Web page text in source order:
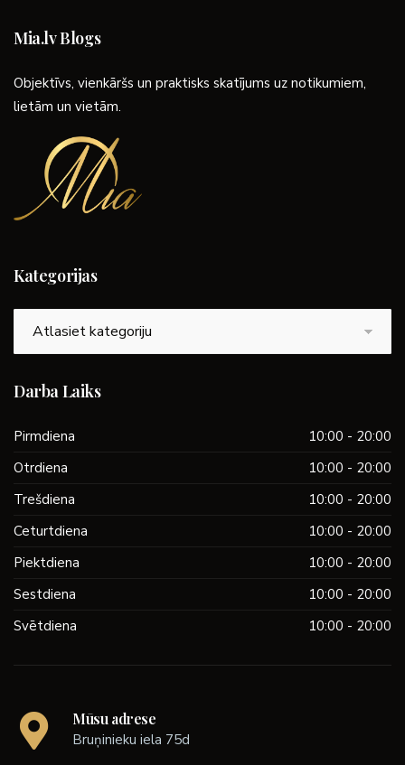
Mia.lv Blogs
Objektīvs, vienkāršs un praktisks skatījums uz notikumiem,
lietām un vietām.
Kategorijas
Darba Laiks
Pirmdiena
10:00 - 20:00
Otrdiena
10:00 - 20:00
Trešdiena
10:00 - 20:00
Ceturtdiena
10:00 - 20:00
Piektdiena
10:00 - 20:00
Sestdiena
10:00 - 20:00
Svētdiena
10:00 - 20:00
Mūsu adrese
Bruņinieku iela 75d